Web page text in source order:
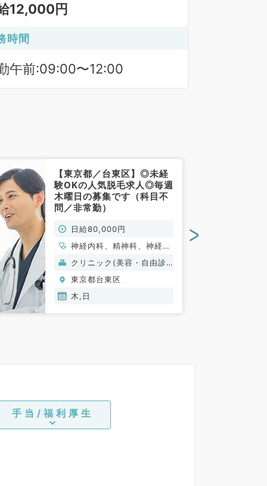
12,000円
時間
午前:09:00〜12:00
【東京都／台東区】◎未経
験OKの人気脱毛求人◎毎週
木曜日の募集です（科目不
問／非常勤）
日給80,000円
神経内科、精神科、神経
科、心療内科、小児科、整
形外科、形成外科、美容外
科、脳神経外科、呼吸器外
科、心臓血管外科、皮膚
科、消化器外科、乳腺外
科、美容皮膚科、膠原病
科、大腸・肛門外科、科目
クリニック(美容・自由診
療）
東京都台東区
木,日
>
手当/福利厚生